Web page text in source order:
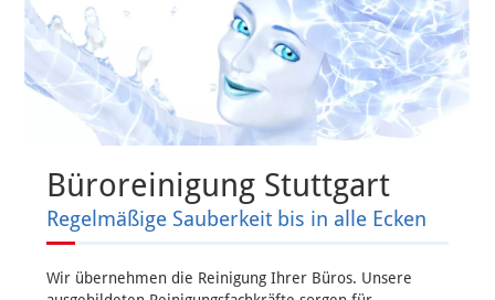
Büroreinigung Stuttgart
Regelmäßige Sauberkeit bis in alle Ecken
Wir übernehmen die Reinigung Ihrer Büros. Unsere